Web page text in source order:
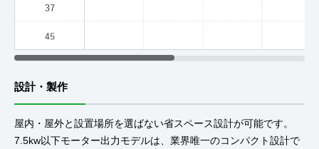
設計・製作
屋内・屋外と設置場所を選ばない省スペース設計が可能です。
7.5kw以下モーター出力モデルは、業界唯一のコンパクト設計で